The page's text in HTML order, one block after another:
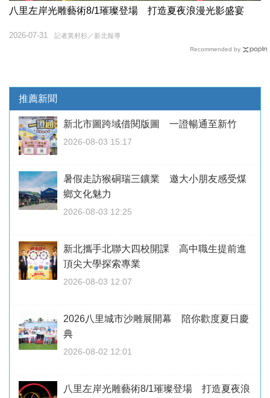
八里左岸光雕藝術8/1璀璨登場 打造夏夜浪漫光影盛宴
記者黃村杉／新北報導
2026-07-31
Recommended by
推薦新聞
新北市圖跨域借閱版圖 一證暢通至新竹
2026-08-03 15:17
暑假走訪猴硐瑞三鑛業 邀大小朋友感受煤
鄉文化魅力
2026-08-03 12:25
新北攜手北聯大四校開課 高中職生提前進
頂尖大學探索專業
2026-08-03 12:07
2026八里城市沙雕展開幕 陪你歡度夏日慶
典
2026-08-02 12:01
八里左岸光雕藝術8/1璀璨登場 打造夏夜浪